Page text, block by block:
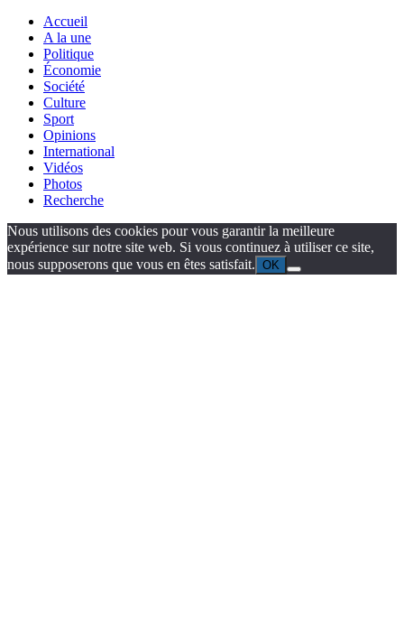
Accueil
A la une
Politique
Économie
Société
Culture
Sport
Opinions
International
Vidéos
Photos
Recherche
Nous utilisons des cookies pour vous garantir la meilleure
expérience sur notre site web. Si vous continuez à utiliser ce site,
nous supposerons que vous en êtes satisfait. OK